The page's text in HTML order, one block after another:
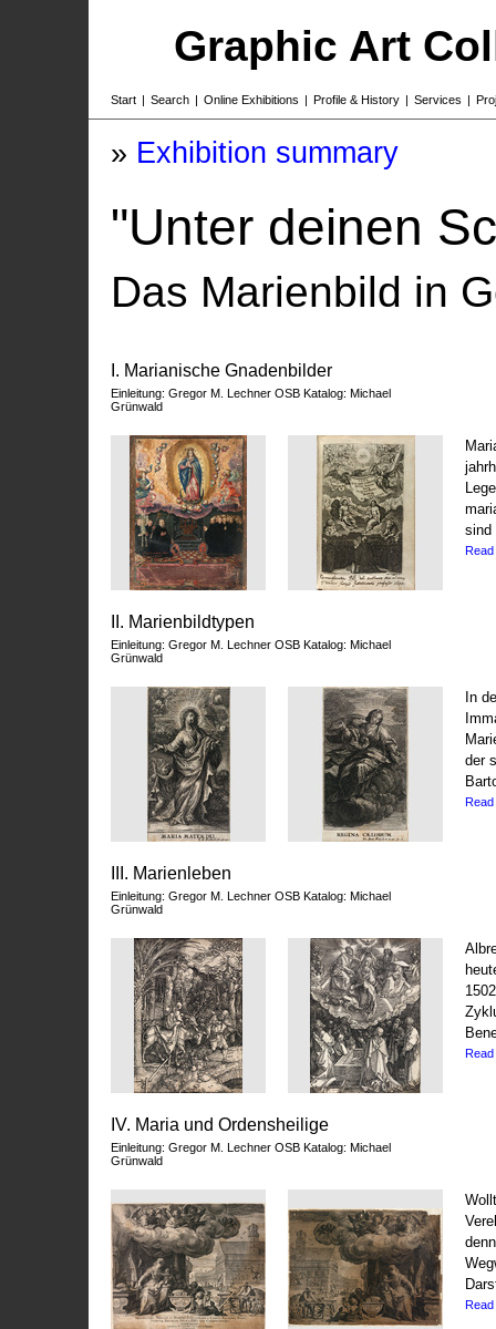
Graphic Art
Start | Search | Online Exhibitions | Profile & History | Services |
» Exhibition summary
"Unter deinen
Das Marienbild in
I. Marianische Gnadenbilder
Einleitung: Gregor M. Lechner OSB Katalog: Michael
Grünwald
sind
II. Marienbildtypen
Einleitung: Gregor M. Lechner OSB Katalog: Michael
Grünwald
In
der
III. Marienleben
Einleitung: Gregor M. Lechner OSB Katalog: Michael
Grünwald
IV. Maria und Ordensheilige
Einleitung: Gregor M. Lechner OSB Katalog: Michael
Grünwald